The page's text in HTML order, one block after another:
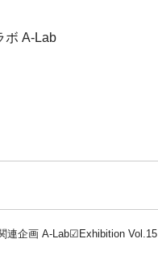
ボ A-Lab
連企画 A-Lab☑Exhibition Vol.15